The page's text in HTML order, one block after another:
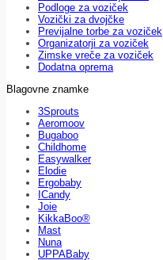
Podloge za voziček
Vozički za dvojčke
Previjalne torbe za voziček
Organizatorji za voziček
Zimske vreče za voziček
Dodatna oprema
Blagovne znamke
3Sprouts
Aeromoov
Bugaboo
Childhome
Easywalker
Elodie
Ergobaby
ICandy
Joie
KikkaBoo®
Mast
Nuna
UPPABaby